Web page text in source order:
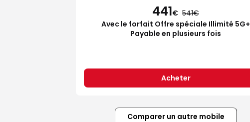
441€ 541
Avec le forfait Offre spéciale Illimité 5G+
Payable en plusieurs fois
Acheter
Comparer un autre mobile